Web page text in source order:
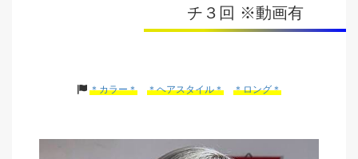
チ３回 ※動画有
＊カラー＊ ＊ヘアスタイル＊ ＊ロング＊